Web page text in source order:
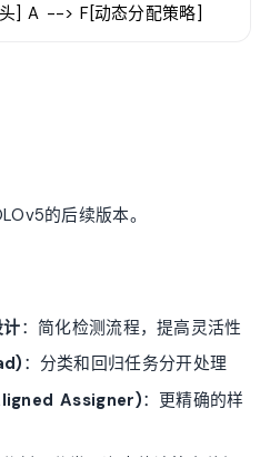
] A --> F[动态分配策略]
的后续版本。
：简化检测流程，提高灵活性
：分类和回归任务分开处理
Assigner)：更精确的样